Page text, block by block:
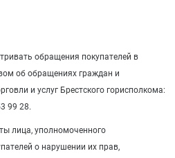
обращения покупателей в
об обращениях граждан и
и услуг Брестского горисполкома:
99 28.
лица, уполномоченного
о нарушении их прав,